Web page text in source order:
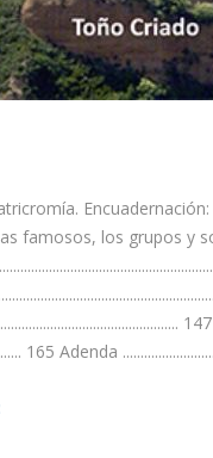
famosos, los grupos y
Adenda